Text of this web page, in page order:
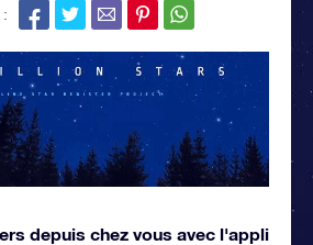
depuis chez vous avec l'appli